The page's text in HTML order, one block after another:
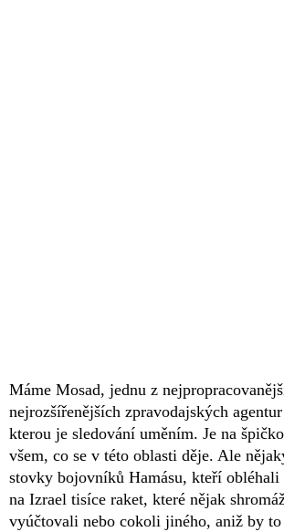
Máme Mosad, jednu z
nejrozšířenějších zpravodajských
kterou je sledování uměním. Je na
všem, co se v této oblasti děje. Ale
stovky bojovníků Hamásu, kteří
na Izrael tisíce raket, které nějak
vyúčtovali nebo cokoli jiného, aniž by to